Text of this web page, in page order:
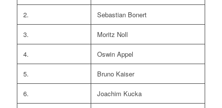
2. Sebastian Bonert
3. Moritz Noll
4. Oswin Appel
5. Bruno Kaiser
6. Joachim Kucka